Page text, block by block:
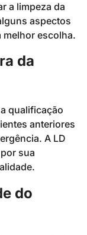
a limpeza da
aspectos
melhor escolha.
da
qualificação
anteriores
A LD
sua
do